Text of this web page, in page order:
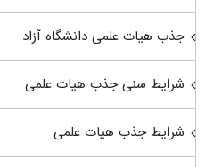
جذب هیات علمی دانشگاه آزاد
شرایط سنی جذب هیات علمی
شرایط جذب هیات علمی